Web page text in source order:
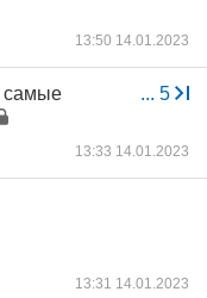
13:50 14.01.2023
... 5
самые
13:33 14.01.2023
13:31 14.01.2023